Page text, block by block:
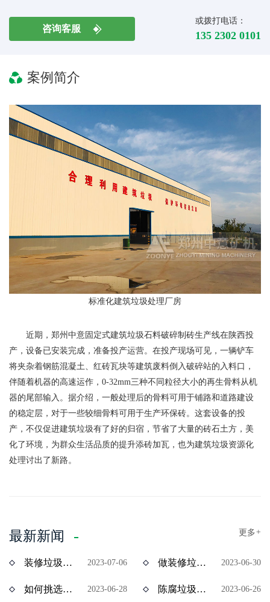
咨询客服
或拨打电话：
135 2302 0101
案例简介
标准化建筑垃圾处理厂房
近期，郑州中意固定式建筑垃圾石料破碎制砖生产线在陕西投
产，设备已安装完成，准备投产运营。在投产现场可见，一辆铲车
将夹杂着钢筋混凝土、红砖瓦块等建筑废料倒入破碎站的入料口，
伴随着机器的高速运作，0-32mm三种不同粒径大小的再生骨料从机
器的尾部输入。据介绍，一般处理后的骨料可用于铺路和道路建设
的稳定层，对于一些较细骨料可用于生产环保砖。这套设备的投
产，不仅促进建筑垃圾有了好的归宿，节省了大量的砖石土方，美
化了环境，为群众生活品质的提升添砖加瓦，也为建筑垃圾资源化
处理讨出了新路。
最新新闻 更多+
装修垃圾风选机分选效果怎么样？价格多少？ 2023-07-06 做装修垃圾资源化处理项目挣钱吗？装修垃圾设备价格多少？ 2023-06-30
如何挑选陈腐垃圾分拣设备？多少钱一台？ 2023-06-28 陈腐垃圾如何资源化处理？陈腐垃圾处理设备有哪些？ 2023-06-26